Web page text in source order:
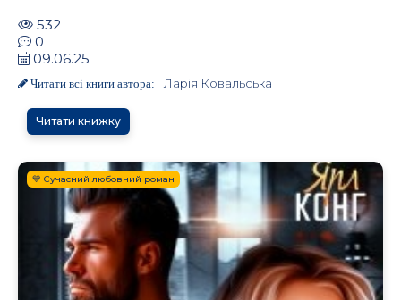
532
0
09.06.25
Читати всі книги автора: Ларія Ковальська
Читати книжку
💙 Сучасний любовний роман